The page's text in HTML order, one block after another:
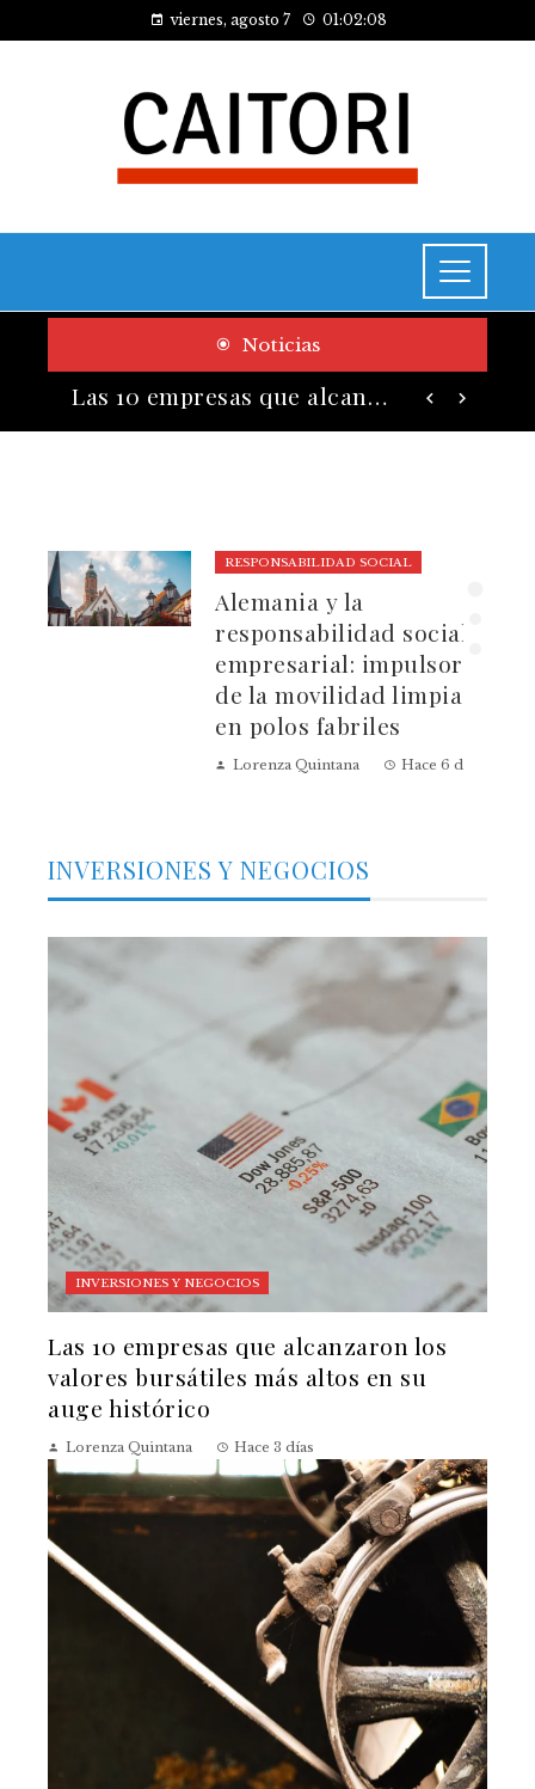
viernes, agosto 7 01:02:09
Noticias
Las 10 empresas que alcanzaron los valores bursátiles más altos en su auge histórico
RESPONSABILIDAD SOCIAL
Alemania y la
responsabilidad social
empresarial: impulsores
de la movilidad limpia
en polos fabriles
Lorenza Quintana Hace 6 días
INVERSIONES Y NEGOCIOS
INVERSIONES Y NEGOCIOS
Las 10 empresas que alcanzaron los
valores bursátiles más altos en su
auge histórico
Lorenza Quintana Hace 3 días